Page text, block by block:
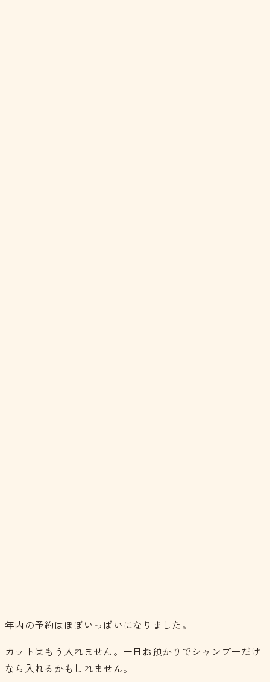
年内の予約はほぼいっぱいになりました。
カットはもう入れません。一日お預かりでシャンプーだけ
なら入れるかもしれません。